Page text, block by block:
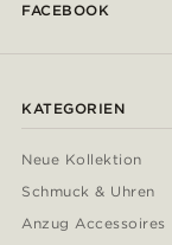
FACEBOOK
KATEGORIEN
Neue Kollektion
Schmuck & Uhren
Anzug Accessoires